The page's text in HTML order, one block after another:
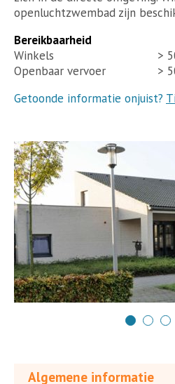
openluchtzwembad zijn
Bereikbaarheid
Winkels
>
Openbaar vervoer
>
Getoonde informatie onjuist?
Algemene informatie